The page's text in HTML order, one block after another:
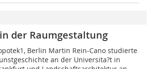
der Raumgestaltung
Berlin Martin Rein-Cano studierte
an der Universita?t in